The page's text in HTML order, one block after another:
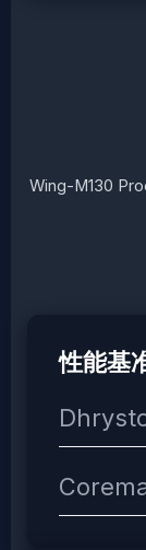
Wing-M130
性能基